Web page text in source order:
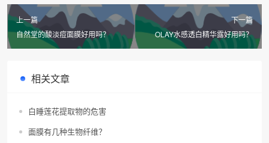
上一篇
自然堂的酸淡痘面膜好用吗？
下一篇
OLAY水感透白精华露好用吗？
相关文章
白睡莲花提取物的危害
面膜有几种生物纤维？